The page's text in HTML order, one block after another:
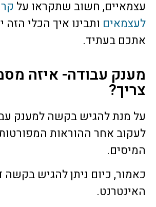
עצמאיים, חשוב שתקראו על
לעצמאים ותבינו איך הכלי
אתכם בעתיד.
מענק עבודה- איזה
צריך?
על מנת להגיש בקשה למענק
לעקוב אחר ההוראות
המיסים.
כאמור, כיום ניתן להגיש
האינטרנט.